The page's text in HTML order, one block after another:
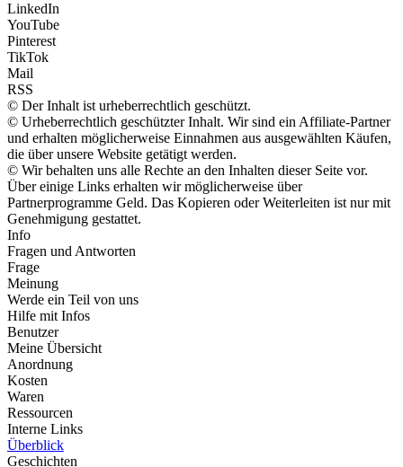
LinkedIn
YouTube
Pinterest
TikTok
Mail
RSS
© Der Inhalt ist urheberrechtlich geschützt.
© Urheberrechtlich geschützter Inhalt. Wir sind ein Affiliate-Partner
und erhalten möglicherweise Einnahmen aus ausgewählten Käufen,
die über unsere Website getätigt werden.
© Wir behalten uns alle Rechte an den Inhalten dieser Seite vor.
Über einige Links erhalten wir möglicherweise über
Partnerprogramme Geld. Das Kopieren oder Weiterleiten ist nur mit
Genehmigung gestattet.
Info
Fragen und Antworten
Frage
Meinung
Werde ein Teil von uns
Hilfe mit Infos
Benutzer
Meine Übersicht
Anordnung
Kosten
Waren
Ressourcen
Interne Links
Überblick
Geschichten